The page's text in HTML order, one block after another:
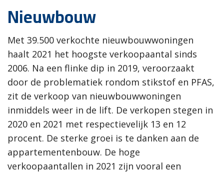
Nieuwbouw
Met 39.500 verkochte nieuwbouwwoningen
haalt 2021 het hoogste verkoopaantal sinds
2006. Na een flinke dip in 2019, veroorzaakt
door de problematiek rondom stikstof en PFAS,
zit de verkoop van nieuwbouwwoningen
inmiddels weer in de lift. De verkopen stegen in
2020 en 2021 met respectievelijk 13 en 12
procent. De sterke groei is te danken aan de
appartementenbouw. De hoge
verkoopaantallen in 2021 zijn vooral een